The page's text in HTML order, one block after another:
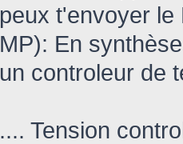
peux t'envoyer
MP): En
un controleur de
.... Tension